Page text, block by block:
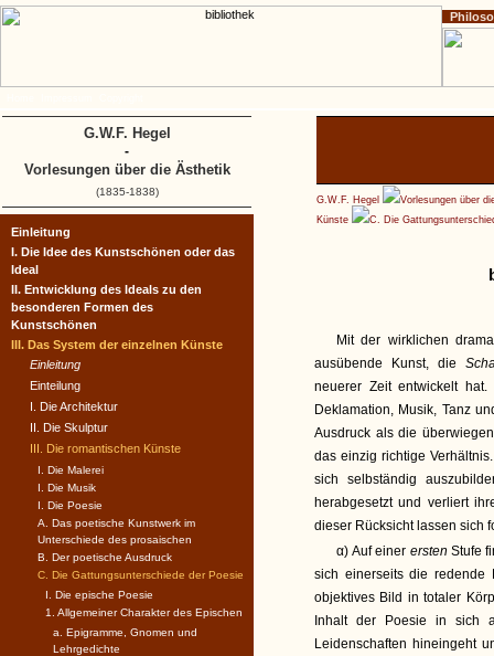
G.W.F. Hegel
Vorlesungen über
Künste
C. Die
Mit der wirklichen
ausübende Kunst, die
neuerer Zeit entwickelt
Deklamation, Musik, Tanz
Ausdruck als die
das einzig richtige
sich selbständig
herabgesetzt und verliert
dieser Rücksicht lassen sich
α) Auf einer ersten Stufe
sich einerseits die redende
objektives Bild in totaler
Inhalt der Poesie in sich
Leidenschaften hineingeht
Einleitung
I. Die Idee des Kunstschönen oder das
Ideal
II. Entwicklung des Ideals zu den
besonderen Formen des
Kunstschönen
III. Das System der einzelnen Künste
Einleitung
Einteilung
I. Die Architektur
II. Die Skulptur
III. Die romantischen Künste
I. Die Malerei
I. Die Musik
I. Die Poesie
A. Das poetische Kunstwerk im
Unterschiede des prosaischen
B. Der poetische Ausdruck
C. Die Gattungsunterschiede der Poesie
I. Die epische Poesie
1. Allgemeiner Charakter des Epischen
a. Epigramme, Gnomen und
Lehrgedichte
G.W.F. Hegel
-
Vorlesungen über die Ästhetik
(1835-1838)